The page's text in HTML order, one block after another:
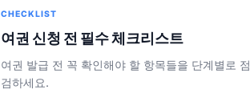
CHECKLIST
여권 신청 전 필수 체크리스트
여권 발급 전 꼭 확인해야 할 항목들을 단계별로 점
검하세요.